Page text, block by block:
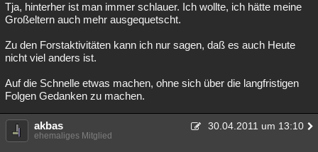
Tja, hinterher ist man immer schlauer. Ich wollte, ich hätte meine
Großeltern auch mehr ausgequetscht.
Zu den Forstaktivitäten kann ich nur sagen, daß es auch Heute
nicht viel anders ist.
Auf die Schnelle etwas machen, ohne sich über die langfristigen
Folgen Gedanken zu machen.
akbas 30.04.2011 um 13:10
ehemaliges Mitglied